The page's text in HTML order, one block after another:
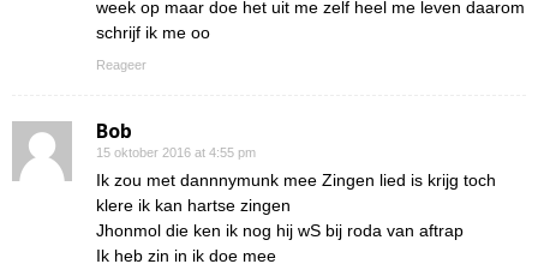
week op maar doe het uit me zelf heel me leven daarom
schrijf ik me oo
Reageer
Bob
15 oktober 2016 at 4:55 pm
Ik zou met dannnymunk mee Zingen lied is krijg toch
klere ik kan hartse zingen
Jhonmol die ken ik nog hij wS bij roda van aftrap
Ik heb zin in ik doe mee